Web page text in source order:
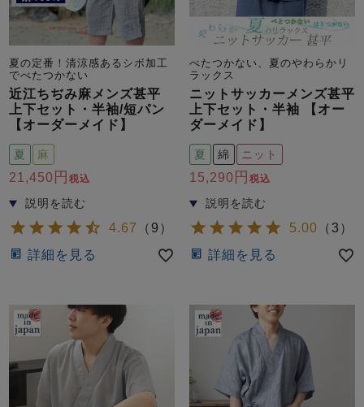
夏の定番！清涼感あるシボ加工
でべたつかない
近江ちぢみ麻メンズ甚平
上下セット・半袖/短パン
【オーダーメイド】
夏 麻
21,450 税込
4.67 （ 9 ）
詳細を見る
べたつかない、夏のやわらかリ
ラックス
ニットサッカーメンズ甚平
上下セット・半袖 【オー
ダーメイド】
夏 綿 ニット
15,290 税込
5.00 （3 ）
詳細を見る